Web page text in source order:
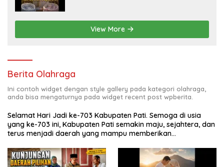
buah hati yang berjudul Musa & Princes.
View More
Berita Olahraga
Ini contoh widget dengan style gallery pada kategori olahraga,
anda bisa mengaturnya pada widget recent post wpberita.
Selamat Hari Jadi ke-703 Kabupaten Pati. Semoga di usia
yang ke-703 ini, Kabupaten Pati semakin maju, sejahtera, dan
terus menjadi daerah yang mampu memberikan
dan kolaborasi yang telah terjalin semakin kuat demi
mewujudkan pembangunan yang berkelanjutan. Dirgahayu